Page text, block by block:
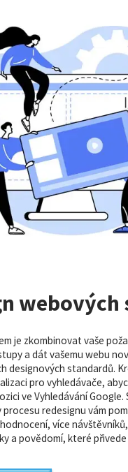
je zkombinovat vaše
a dát vašemu webu
designových standardů.
pro vyhledávače,
ve Vyhledávání Google.
redesignu vám
více
a povědomí, které přivede